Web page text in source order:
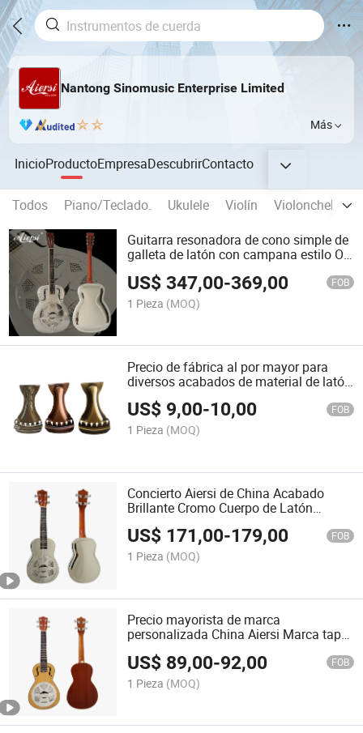
Nantong Sinomusic Enterprise Limited
Más
InicioProductoEmpresaDescubrirContacto
Todos Piano/Teclado. Ukulele Violín
Violonchelo y
Guitarra resonadora de cono simple de
galleta de latón con campana estilo O
US$347,00-369,00 FOB
1 Pieza (MOQ)
Precio de fábrica al por mayor para
diversos acabados de material de latón
para pieza de cola de guitarra
resonadora
US$ 9,00-10,00 FOB
1 Pieza (MOQ)
Concierto Aiersi de China Acabado
Brillante Cromo Cuerpo de Latón
Resonador Ukulele
US$ 171,00-179,00 FOB
1 Pieza (MOQ)
Precio mayorista de marca
personalizada China Aiersi Marca tapa
resonador tenor
US$ 89,00-92,00 FOB
1 Pieza (MOQ)